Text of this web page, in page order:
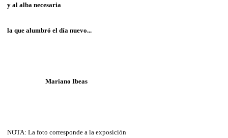
y al alba necesaria
la que alumbró el día nuevo...
Mariano Ibeas
NOTA: La foto corresponde a la exposición